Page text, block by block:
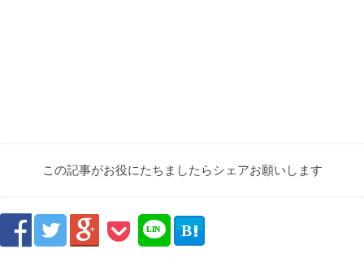
この記事がお役にたちましたらシェアお願いします
   
LIN
E
B